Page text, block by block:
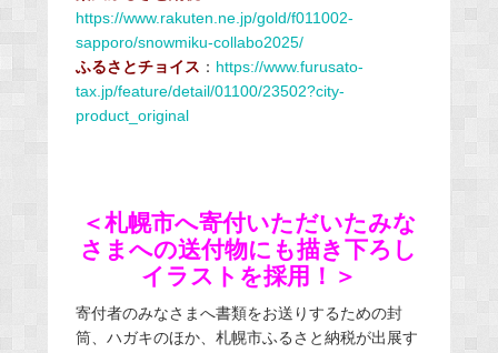
https://www.rakuten.ne.jp/gold/f011002-
sapporo/snowmiku-collabo2025/
ふるさとチョイス ： https://www.furusato-
tax.jp/feature/detail/01100/23502?city-
product_original
＜札幌市へ寄付いただいたみな
さまへの送付物にも描き下ろし
イラストを採用！＞
寄付者のみなさまへ書類をお送りするための封
筒、ハガキのほか、札幌市ふるさと納税が出展す